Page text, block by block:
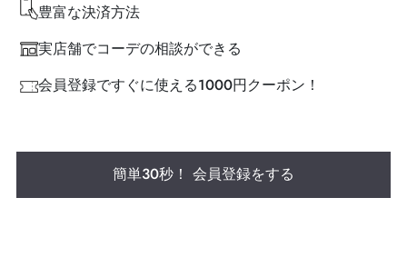
豊富な決済方法
実店舗でコーデの相談ができる
会員登録ですぐに使える1000円クーポン！
簡単30秒！ 会員登録をする